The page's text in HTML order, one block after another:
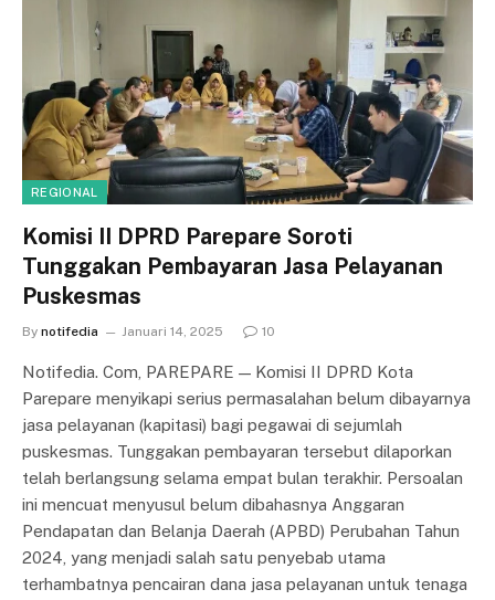
REGIONAL
Komisi II DPRD Parepare Soroti
Tunggakan Pembayaran Jasa Pelayanan
Puskesmas
By notifedia Januari 14, 2025 10
Notifedia. Com, PAREPARE — Komisi II DPRD Kota
Parepare menyikapi serius permasalahan belum dibayarnya
jasa pelayanan (kapitasi) bagi pegawai di sejumlah
puskesmas. Tunggakan pembayaran tersebut dilaporkan
telah berlangsung selama empat bulan terakhir. Persoalan
ini mencuat menyusul belum dibahasnya Anggaran
Pendapatan dan Belanja Daerah (APBD) Perubahan Tahun
2024, yang menjadi salah satu penyebab utama
terhambatnya pencairan dana jasa pelayanan untuk tenaga